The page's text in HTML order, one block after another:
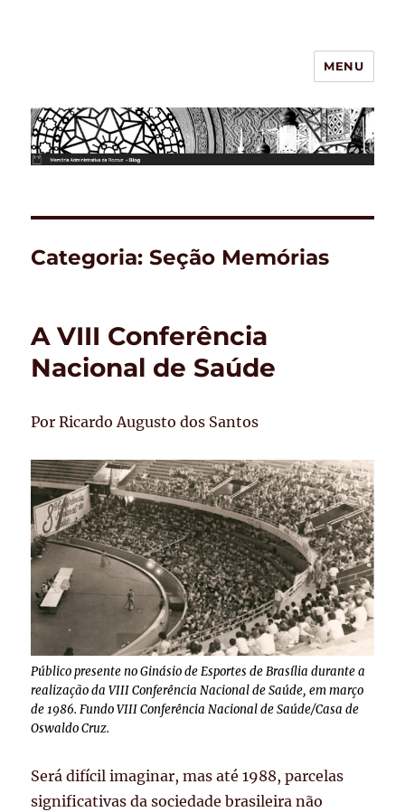
BLOG – Memória Administrativa
da Fiocruz
MENU
Categoria:Seção Memórias
A VIII Conferência
Nacional de Saúde
Por Ricardo Augusto dos Santos
Público presente no Ginásio de Esportes de Brasília durante a
realização da VIII Conferência Nacional de Saúde, em março
de 1986. Fundo VIII Conferência Nacional de Saúde/Casa de
Oswaldo Cruz.
Será difícil imaginar, mas até 1988, parcelas
significativas da sociedade brasileira não